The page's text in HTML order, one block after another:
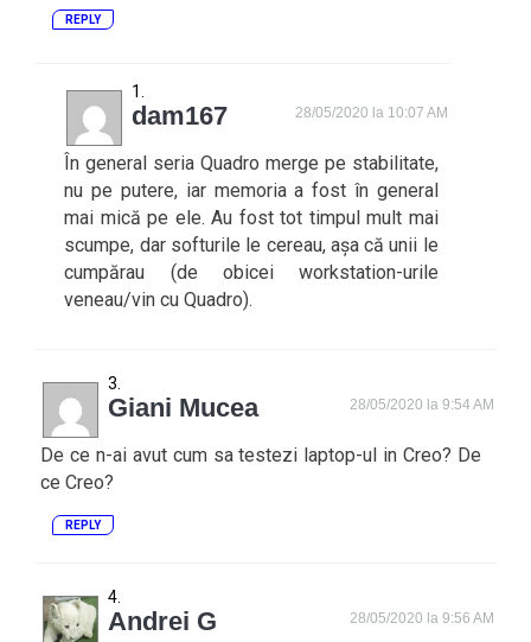
REPLY
dam167 28/05/2020 la 10:07 AM
În general seria Quadro merge pe stabilitate,
nu pe putere, iar memoria a fost în general
mai mică pe ele. Au fost tot timpul mult mai
scumpe, dar softurile le cereau, așa că unii le
cumpărau (de obicei workstation-urile
veneau/vin cu Quadro).
Giani Mucea 28/05/2020 la 9:54 AM
De ce n-ai avut cum sa testezi laptop-ul in Creo? De
ce Creo?
REPLY
Andrei G 28/05/2020 la 9:56 AM